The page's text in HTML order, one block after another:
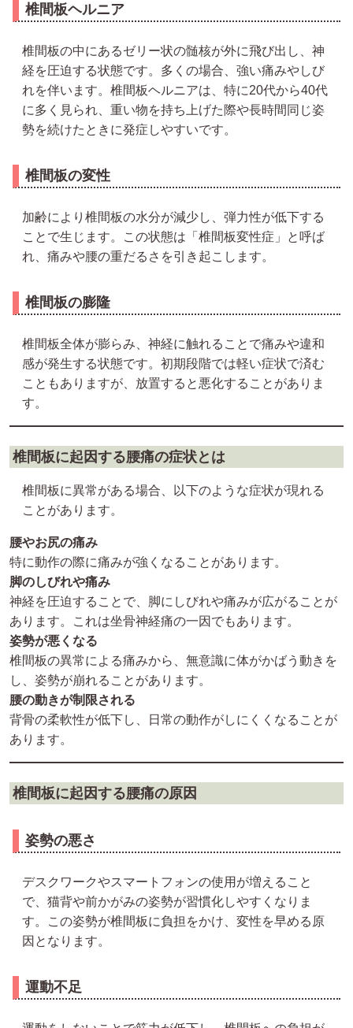
椎間板ヘルニア
椎間板の中にあるゼリー状の髄核が外に飛び出し、神
経を圧迫する状態です。多くの場合、強い痛みやしび
れを伴います。椎間板ヘルニアは、特に20代から40代
に多く見られ、重い物を持ち上げた際や長時間同じ姿
勢を続けたときに発症しやすいです。
椎間板の変性
加齢により椎間板の水分が減少し、弾力性が低下する
ことで生じます。この状態は「椎間板変性症」と呼ば
れ、痛みや腰の重だるさを引き起こします。
椎間板の膨隆
椎間板全体が膨らみ、神経に触れることで痛みや違和
感が発生する状態です。初期段階では軽い症状で済む
こともありますが、放置すると悪化することがありま
す。
椎間板に起因する腰痛の症状とは
椎間板に異常がある場合、以下のような症状が現れる
ことがあります。
腰やお尻の痛み
特に動作の際に痛みが強くなることがあります。
脚のしびれや痛み
神経を圧迫することで、脚にしびれや痛みが広がることが
あります。これは坐骨神経痛の一因でもあります。
姿勢が悪くなる
椎間板の異常による痛みから、無意識に体がかばう動きを
し、姿勢が崩れることがあります。
腰の動きが制限される
背骨の柔軟性が低下し、日常の動作がしにくくなることが
あります。
椎間板に起因する腰痛の原因
姿勢の悪さ
デスクワークやスマートフォンの使用が増えること
で、猫背や前かがみの姿勢が習慣化しやすくなりま
す。この姿勢が椎間板に負担をかけ、変性を早める原
因となります。
運動不足